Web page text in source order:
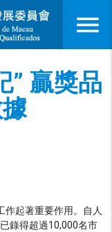
menu
” 贏獎品
起著重要作用。自人
錄得超過10,000名市